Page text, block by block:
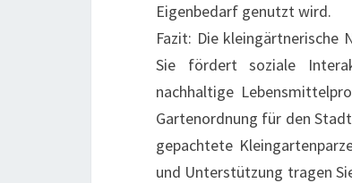
Eigenbedarf genutzt wird.
Fazit: Die kleingärtnerische
Sie fördert soziale
nachhaltige
Gartenordnung für den
gepachtete
und Unterstützung tragen